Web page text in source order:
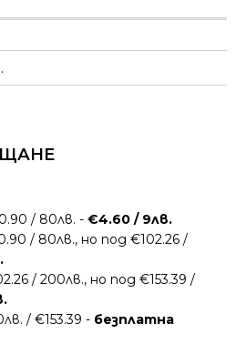
/ 80лв. - €4.60 / 9лв.
/ 80лв., но под €102.26 /
/ 200лв., но под €153.39 /
/ €153.39 - безплатна